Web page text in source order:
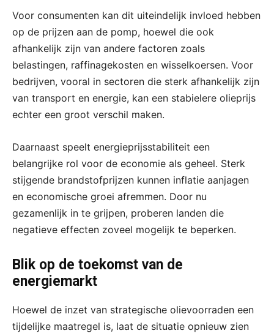
Voor consumenten kan dit uiteindelijk invloed hebben
op de prijzen aan de pomp, hoewel die ook
afhankelijk zijn van andere factoren zoals
belastingen, raffinagekosten en wisselkoersen. Voor
bedrijven, vooral in sectoren die sterk afhankelijk zijn
van transport en energie, kan een stabielere olieprijs
echter een groot verschil maken.
Daarnaast speelt energieprijsstabiliteit een
belangrijke rol voor de economie als geheel. Sterk
stijgende brandstofprijzen kunnen inflatie aanjagen
en economische groei afremmen. Door nu
gezamenlijk in te grijpen, proberen landen die
negatieve effecten zoveel mogelijk te beperken.
Blik op de toekomst van de
energiemarkt
Hoewel de inzet van strategische olievoorraden een
tijdelijke maatregel is, laat de situatie opnieuw zien